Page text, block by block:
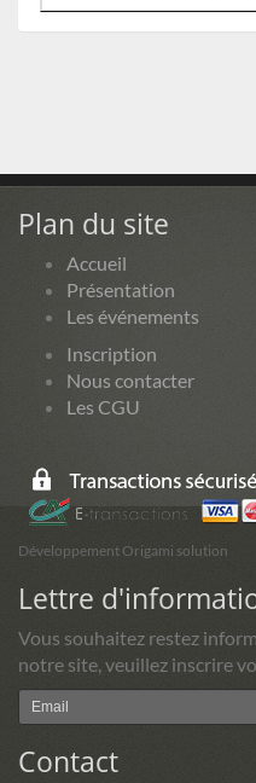
Plan du site
Accueil
Présentation
Les événements
Inscription
Nous contacter
Les CGU
Développement Origami solution
Lettre
Vous souhaitez restez
notre site, veuillez inscrire
Contact